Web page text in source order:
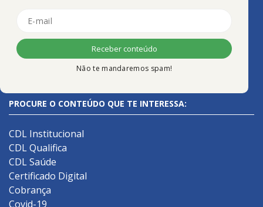
Não te mandaremos spam!
PROCURE O CONTEÚDO QUE TE INTERESSA:
CDL Institucional
CDL Qualifica
CDL Saúde
Certificado Digital
Cobrança
Covid-19